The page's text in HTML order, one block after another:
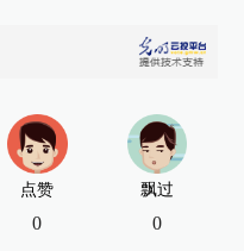
点赞
0
飘过
0